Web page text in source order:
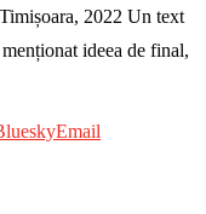
2022 Un text
ideea de final,
Email